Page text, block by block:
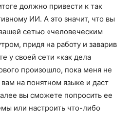
должно привести к так
ИИ. А это значит, что вы
сетью «человеческим
придя на работу и заварив
у своей сети «как дела
произошло, пока меня не
на понятном языке и даст
вы сможете попросить ее
или настроить что-либо